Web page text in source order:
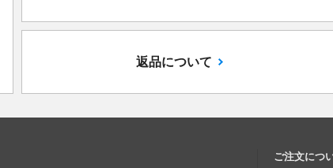
返品について
ご注文につ